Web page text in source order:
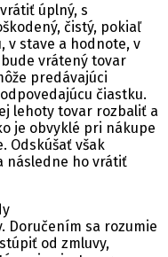
úplný, s
čistý, pokiaľ
v stave a hodnote, v
vrátený tovar
predávajúci
čiastku.
lehoty tovar rozbaliť a
je obvyklé pri nákupe
Odskúšať však
následne ho vrátiť
Doručením sa rozumie
od zmluvy,